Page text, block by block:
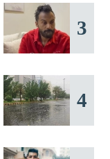
3
4